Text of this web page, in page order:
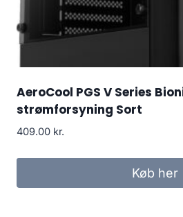
AeroCool PGS V Series
strømforsyning Sort
409.00 kr.
Køb her